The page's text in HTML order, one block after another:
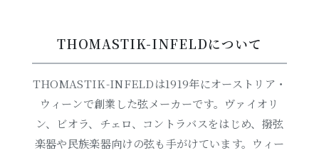
THOMASTIK-INFELDについて
THOMASTIK-INFELDは1919年にオーストリア・
ウィーンで創業した弦メーカーです。ヴァイオリ
ン、ビオラ、チェロ、コントラバスをはじめ、撥弦
楽器や民族楽器向けの弦も手がけています。ウィー